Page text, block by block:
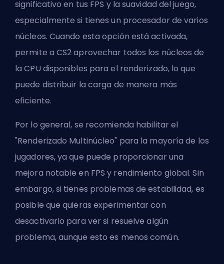
significativo en tus FPS y la suavidad del juego,
especialmente si tienes un procesador de varios
núcleos. Cuando esta opción está activada,
permite a CS2 aprovechar todos los núcleos de
la CPU disponibles para el renderizado, lo que
puede distribuir la carga de manera más
eficiente.
Por lo general, se recomienda habilitar el
"Renderizado Multinúcleo" para la mayoría de los
jugadores, ya que puede proporcionar una
mejora notable en FPS y rendimiento global. Sin
embargo, si tienes problemas de estabilidad, es
posible que quieras experimentar con
desactivarlo para ver si resuelve algún
problema, aunque esto es menos común.